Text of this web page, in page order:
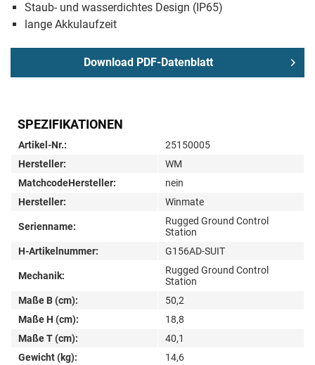
Staub- und wasserdichtes Design (IP65)
lange Akkulaufzeit
Download PDF-Datenblatt
SPEZIFIKATIONEN
Artikel-Nr.:
25150005
Hersteller:
WM
MatchcodeHersteller:
nein
Hersteller:
Winmate
Serienname:
Rugged Ground Control
Station
H-Artikelnummer:
G156AD-SUIT
Mechanik:
Rugged Ground Control
Station
Maße B (cm):
50,2
Maße H (cm):
18,8
Maße T (cm):
40,1
Gewicht (kg):
14,6